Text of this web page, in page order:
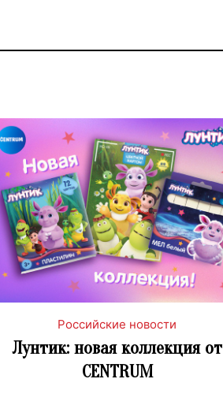
Российские новости
Лунтик: новая коллекция от
CENTRUM